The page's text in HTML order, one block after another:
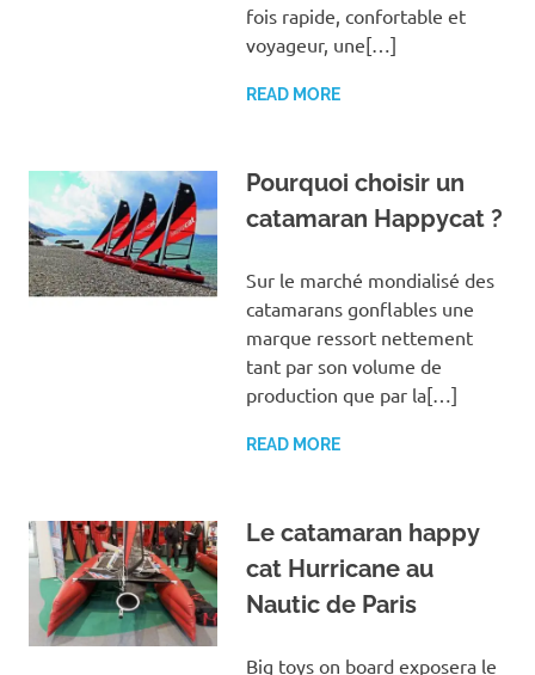
fois rapide, confortable et
voyageur, une[…]
READ MORE
Pourquoi choisir un
catamaran Happycat ?
Sur le marché mondialisé des
catamarans gonflables une
marque ressort nettement
tant par son volume de
production que par la[…]
READ MORE
Le catamaran happy
cat Hurricane au
Nautic de Paris
Big toys on board exposera le